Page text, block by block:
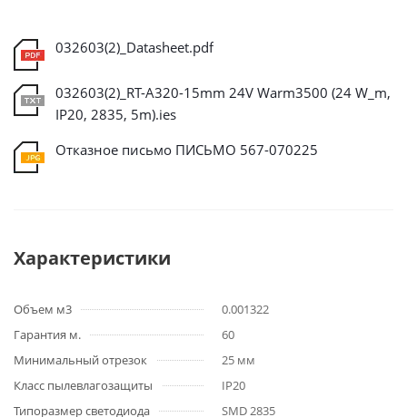
032603(2)_Datasheet.pdf
032603(2)_RT-A320-15mm 24V Warm3500 (24 W_m,
IP20, 2835, 5m).ies
Отказное письмо ПИСЬМО 567-070225
Характеристики
Объем м3
0.001322
Гарантия м.
60
Минимальный отрезок
25 мм
Класс пылевлагозащиты
IP20
Типоразмер светодиода
SMD 2835